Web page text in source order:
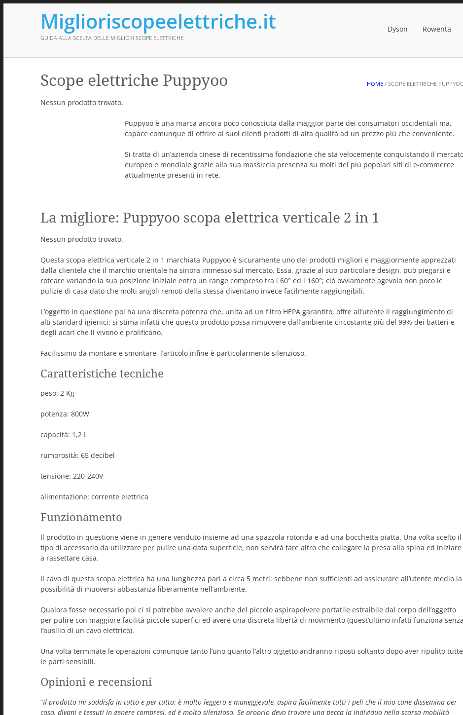
Miglioriscopeelettriche.it
GUIDA ALLA SCELTA DELLE MIGLIORI SCOPE ELETTRICHE
Dyson Rowenta
HOME / SCOPE ELETTRICHE
Scope elettriche Puppyoo
Nessun prodotto trovato.
Puppyoo è una marca ancora poco conosciuta dalla maggior parte dei consumatori occidentali ma,
capace comunque di offrire ai suoi clienti prodotti di alta qualità ad un prezzo più che conveniente.
Si tratta di un’azienda cinese di recentissima fondazione che sta velocemente conquistando il
europeo e mondiale grazie alla sua massiccia presenza su molti dei più popolari siti di e-commerce
attualmente presenti in rete.
La migliore: Puppyoo scopa elettrica verticale 2 in 1
Nessun prodotto trovato.
Questa scopa elettrica verticale 2 in 1 marchiata Puppyoo è sicuramente uno dei prodotti migliori e maggiormente apprezzati
dalla clientela che il marchio orientale ha sinora immesso sul mercato. Essa, grazie al suo particolare design, può piegarsi e
roteare variando la sua posizione iniziale entro un range compreso tra i 60° ed i 160°; ciò ovviamente agevola non poco le
pulizie di casa dato che molti angoli remoti della stessa diventano invece facilmente raggiungibili.
L’oggetto in questione poi ha una discreta potenza che, unita ad un filtro HEPA garantito, offre all’utente il raggiungimento di
alti standard igienici: si stima infatti che questo prodotto possa rimuovere dall’ambiente circostante più del 99% dei batteri e
degli acari che lì vivono e prolificano.
Facilissimo da montare e smontare, l’articolo infine è particolarmente silenzioso.
Caratteristiche tecniche
peso: 2 Kg
potenza: 800W
capacità: 1,2 L
rumorosità: 65 decibel
tensione: 220-240V
alimentazione: corrente elettrica
Funzionamento
Il prodotto in questione viene in genere venduto insieme ad una spazzola rotonda e ad una bocchetta piatta. Una volta scelto il
tipo di accessorio da utilizzare per pulire una data superficie, non servirà fare altro che collegare la presa alla spina ed iniziare
a rassettare casa.
Il cavo di questa scopa elettrica ha una lunghezza pari a circa 5 metri: sebbene non sufficienti ad assicurare all’utente medio la
possibilità di muoversi abbastanza liberamente nell’ambiente.
Qualora fosse necessario poi ci si potrebbe avvalere anche del piccolo aspirapolvere portatile estraibile dal corpo dell’oggetto
per pulire con maggiore facilità piccole superfici ed avere una discreta libertà di movimento (quest’ultimo infatti funziona senza
l’ausilio di un cavo elettrico).
Una volta terminate le operazioni comunque tanto l’uno quanto l’altro oggetto andranno riposti soltanto dopo aver ripulito tutte
le parti sensibili.
Opinioni e recensioni
“Il prodotto mi soddisfa in tutto e per tutto: è molto leggero e maneggevole, aspira facilmente tutti i peli che il mio cane dissemina per
casa, divani e tessuti in genere compresi, ed è molto silenzioso. Se proprio devo trovare una pecca la individuo nella scarsa mobilità